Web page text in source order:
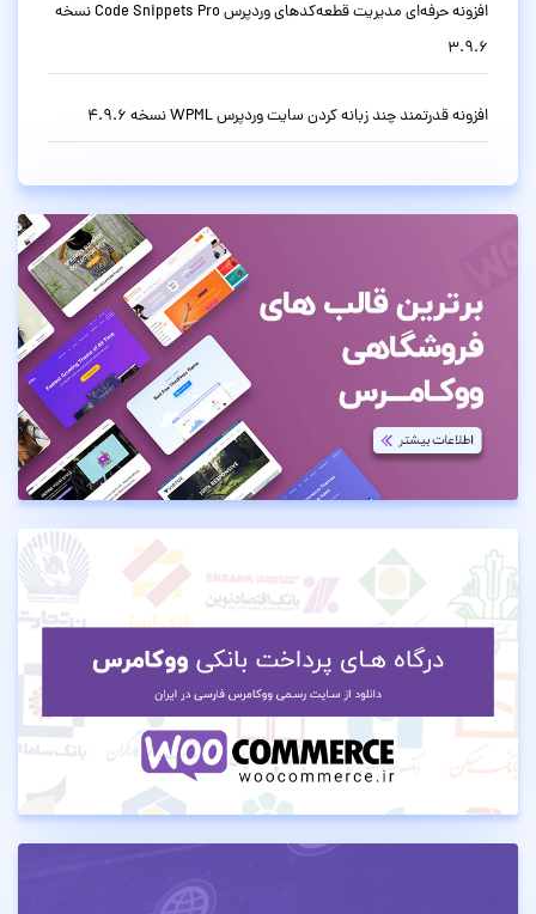
افزونه حرفه‌ای مدیریت قطعه‌کدهای وردپرس Code Snippets Pro نسخه
3.9.6
افزونه قدرتمند چند زبانه کردن سایت وردپرس WPML نسخه 4.9.6